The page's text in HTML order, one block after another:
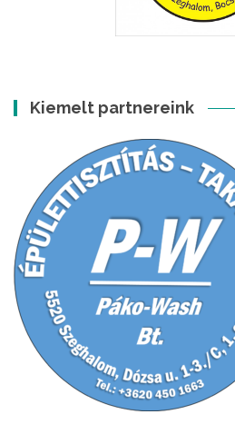
Kiemelt partnereink